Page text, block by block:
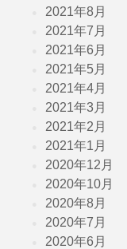
2021年8月
2021年7月
2021年6月
2021年5月
2021年4月
2021年3月
2021年2月
2021年1月
2020年12月
2020年10月
2020年8月
2020年7月
2020年6月